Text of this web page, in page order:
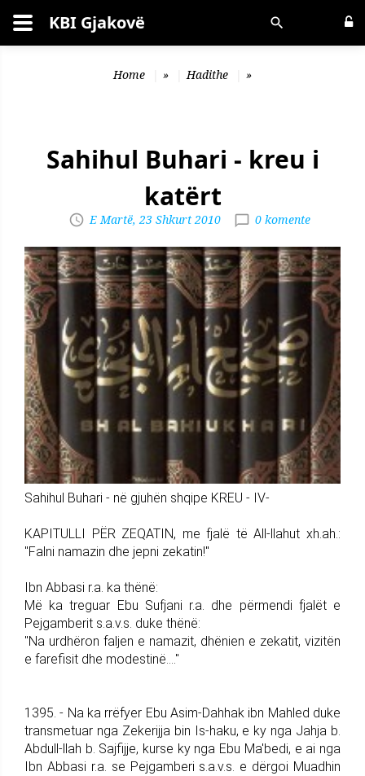
Kërko KBI Gjakovë
Home » Hadithe »
Sahihul Buhari - kreu i
katërt
E Martë, 23 Shkurt 2010 0 komente
Sahihul Buhari - në gjuhën shqipe KREU - IV-
KAPITULLI PËR ZEQATIN, me fjalë të All-llahut xh.ah.:
"Falni namazin dhe jepni zekatin!"
Ibn Abbasi r.a. ka thënë:
Më ka treguar Ebu Sufjani r.a. dhe përmendi fjalët e
Pejgamberit s.a.v.s. duke thënë:
"Na urdhëron faljen e namazit, dhënien e zekatit, vizitën
e farefisit dhe modestinë...."
1395. - Na ka rrëfyer Ebu Asim-Dahhak ibn Mahled duke
transmetuar nga Zekerijja bin Is-haku, e ky nga Jahja b.
Abdull-llah b. Sajfijje, kurse ky nga Ebu Ma'bedi, e ai nga
Ibn Abbasi r.a. se Pejgamberi s.a.v.s. e dërgoi Muadhin